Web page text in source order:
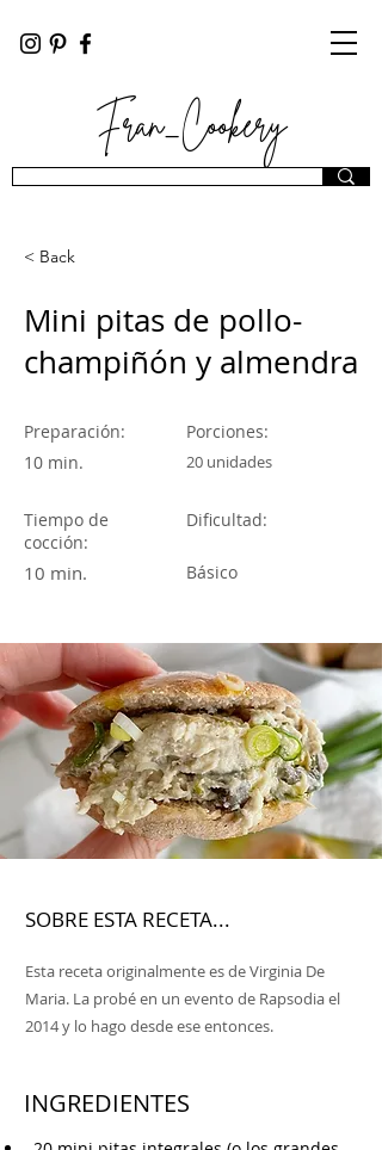
Fran_Cookery
< Back
Mini pitas de pollo-
champiñón y almendra
Preparación:
10 min.
Tiempo de
cocción:
10 min.
Porciones:
20 unidades
Dificultad:
Básico
SOBRE ESTA RECETA...
Esta receta originalmente es de Virginia De
Maria. La probé en un evento de Rapsodia el
2014 y lo hago desde ese entonces.
INGREDIENTES